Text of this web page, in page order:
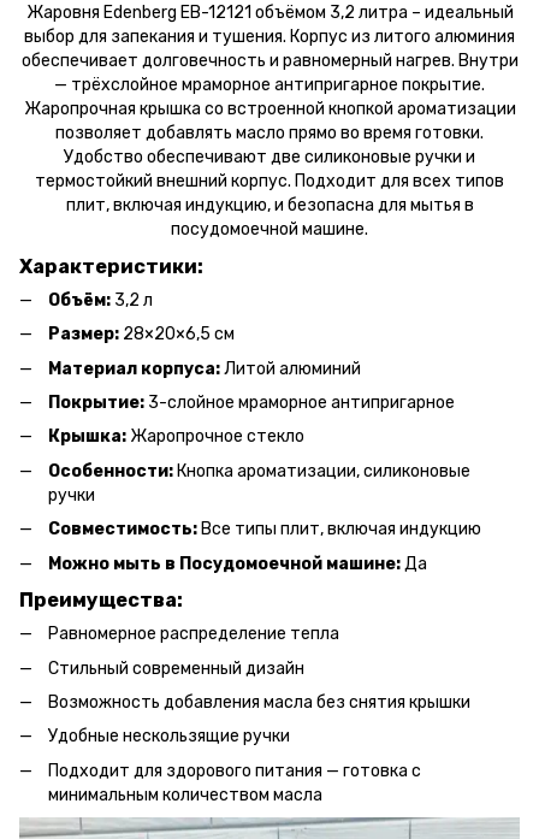
Жаровня Edenberg EB-12121 объёмом 3,2 литра – идеальный
выбор для запекания и тушения. Корпус из литого алюминия
обеспечивает долговечность и равномерный нагрев. Внутри
— трёхслойное мраморное антипригарное покрытие.
Жаропрочная крышка со встроенной кнопкой ароматизации
позволяет добавлять масло прямо во время готовки.
Удобство обеспечивают две силиконовые ручки и
термостойкий внешний корпус. Подходит для всех типов
плит, включая индукцию, и безопасна для мытья в
посудомоечной машине.
Характеристики:
Объём: 3,2 л
Размер: 28×20×6,5 см
Материал корпуса:Литой алюминий
Покрытие: 3-слойное мраморное антипригарное
Крышка: Жаропрочное стекло
Особенности: Кнопка ароматизации, силиконовые
ручки
Совместимость: Все типы плит, включая индукцию
Можно мыть в Посудомоечной машине:Да
Преимущества:
Равномерное распределение тепла
Стильный современный дизайн
Возможность добавления масла без снятия крышки
Удобные нескользящие ручки
Подходит для здорового питания — готовка с
минимальным количеством масла